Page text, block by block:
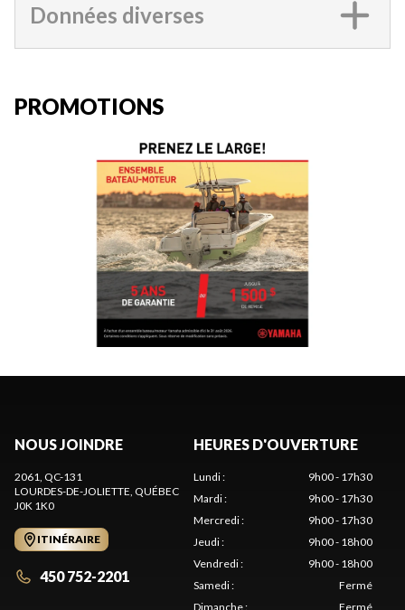
Données diverses
PROMOTIONS
NOUS JOINDRE
2061, QC-131
LOURDES-DE-JOLIETTE, QUÉBEC
J0K 1K0
ITINÉRAIRE
450 752-2201
HEURES D'OUVERTURE
Lundi:
9h00 - 17h30
Mardi:
9h00 - 17h30
Mercredi:
9h00 - 17h30
Jeudi:
9h00 - 18h00
Vendredi:
9h00 - 18h00
Samedi:
Fermé
Dimanche: Fermé